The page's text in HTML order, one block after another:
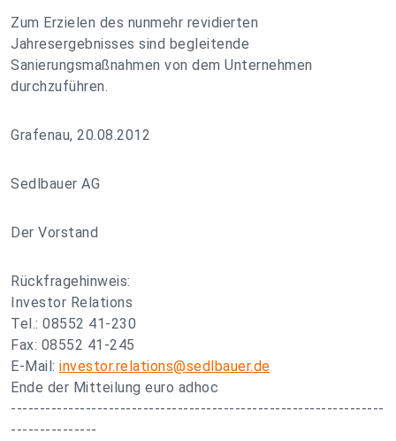
Zum Erzielen des nunmehr revidierten
Jahresergebnisses sind begleitende
Sanierungsmaßnahmen von dem Unternehmen
durchzuführen.
Grafenau, 20.08.2012
Sedlbauer AG
Der Vorstand
Rückfragehinweis:
Investor Relations
Tel.: 08552 41-230
Fax: 08552 41-245
E-Mail: investor.relations@sedlbauer.de
Ende der Mitteilung euro adhoc
-----------------------------------------------------------------
---------------